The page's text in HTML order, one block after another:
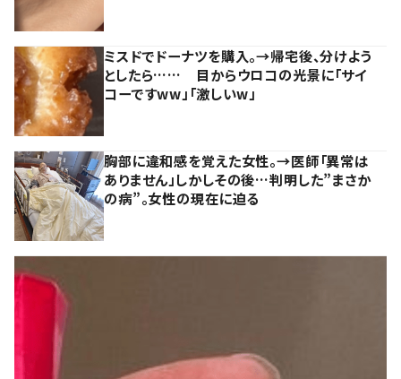
ミスドでドーナツを購入。→帰宅後、分けよう
としたら…… 目からウロコの光景に「サイ
コーですww」「激しいw」
胸部に違和感を覚えた女性。→医師「異常は
ありません」しかしその後…判明した”まさか
の病”。女性の現在に迫る